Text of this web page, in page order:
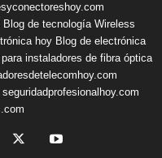
Blog de tecnología Wireless
hoy Blog de electrónica
instaladores de fibra óptica
seguridadprofesionalhoy.com